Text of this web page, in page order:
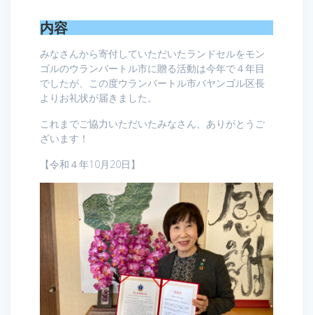
内容
みなさんから寄付していただいたランドセルをモン
ゴルのウランバートル市に贈る活動は今年で４年目
でしたが、この度ウランバートル市バヤンゴル区長
よりお礼状が届きました。
これまでご協力いただいたみなさん、ありがとうご
ざいます！
【令和４年10月20日】